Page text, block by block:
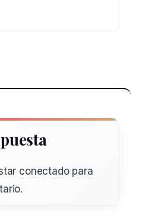
conectadopara